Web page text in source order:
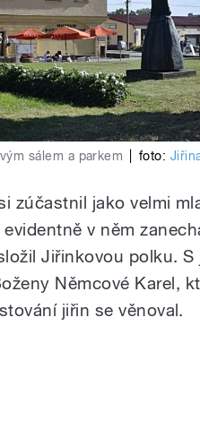
sálem a parkem foto:
zúčastnil jako velmi
v něm
Jiřinkovou polku. S
Němcové Karel,
jiřin se věnoval.